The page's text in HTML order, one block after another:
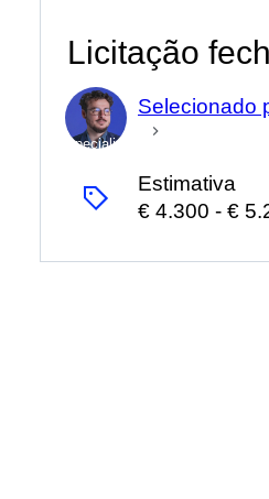
Licitação
Especialista
Selecionado
Estimativa
€ 4.300 - €